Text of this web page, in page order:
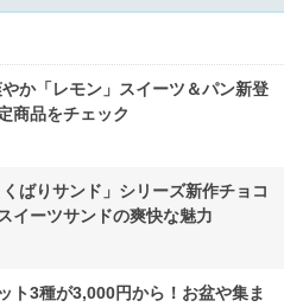
か「レモン」スイーツ＆パン新登
商品をチェック
ばりサンド」シリーズ新作チョコ
イーツサンドの爽快な魅力
ト3種が3,000円から！お盆や集ま